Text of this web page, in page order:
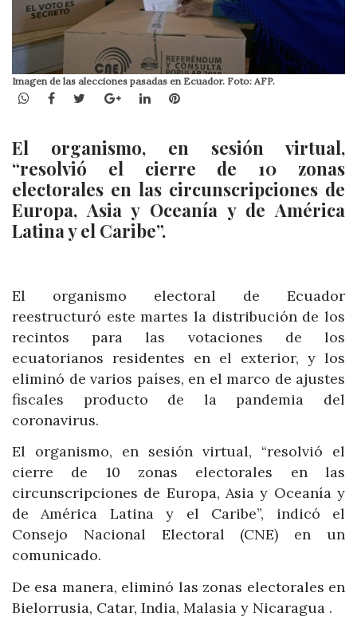
Imagen de las alecciones pasadas en Ecuador. Foto: AFP.
WhatsApp
Facebook
TwitterGoogle+LinkedInPinterest
El organismo, en sesión virtual,
“resolvió el cierre de 10 zonas
electorales en las circunscripciones de
Europa, Asia y Oceanía y de América
Latina y el Caribe”.
El organismo electoral de Ecuador
reestructuró este martes la distribución de los
recintos para las votaciones de los
ecuatorianos residentes en el exterior, y los
eliminó de varios países, en el marco de ajustes
fiscales producto de la pandemia del
coronavirus.
El organismo, en sesión virtual, “resolvió el
cierre de 10 zonas electorales en las
circunscripciones de Europa, Asia y Oceanía y
de América Latina y el Caribe”, indicó el
Consejo Nacional Electoral (CNE) en un
comunicado.
De esa manera, eliminó las zonas electorales en
Bielorrusia, Catar, India, Malasia y Nicaragua .